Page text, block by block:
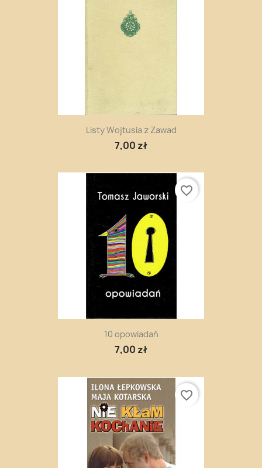
Listy Wojtusia z Zawad
7,00 zł
10 opowiadań
7,00 zł
favorite_border
favorite_border